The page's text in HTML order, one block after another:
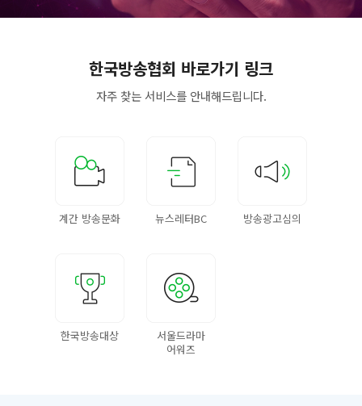
한국방송협회 바로가기 링크
자주 찾는 서비스를안내해드립니다.
계간 방송문화 뉴스레터BC 방송광고심의
한국방송대상
서울드라마
어워즈